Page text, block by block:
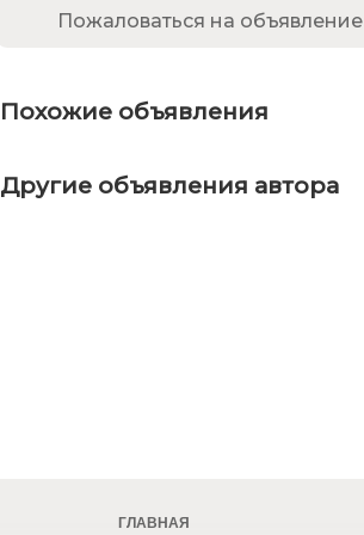
Пожаловаться на объявление
Похожие объявления
Другие объявления автора
ГЛАВНАЯ